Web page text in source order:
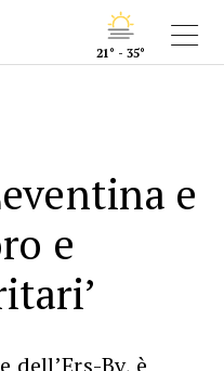
21° - 35°
e
e
Bv, è